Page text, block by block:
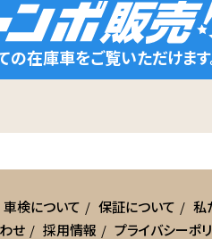
の在庫車をご覧いただけます
車検について 保証について
私
せ 採用情報 プライバシーポ